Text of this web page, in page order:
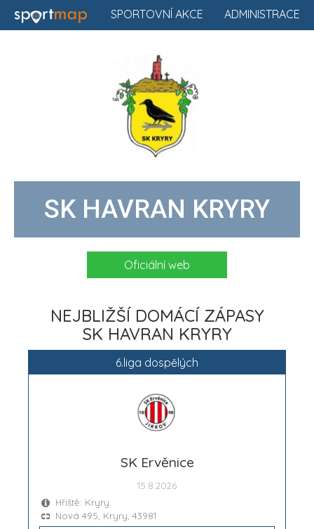
ADMINISTRACE
SPORTOVNÍ AKCE
SK HAVRAN KRYRY
Oficiální web
NEJBLIŽŠÍ DOMÁCÍ ZÁPASY
SK HAVRAN KRYRY
6.liga dospělých
SK Ervěnice
15.8.2026
Hřiště: Kryry
Nová 495, Kryry, 43981